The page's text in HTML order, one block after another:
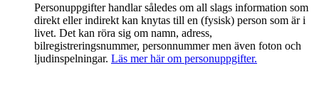
Personuppgifter handlar således om all slags information som
direkt eller indirekt kan knytas till en (fysisk) person som är i
livet. Det kan röra sig om namn, adress,
bilregistreringsnummer, personnummer men även foton och
ljudinspelningar. Läs mer här om personuppgifter.